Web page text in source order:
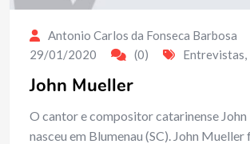
Antonio Carlos da Fonseca Barbosa
29/01/2020
(0) Entrevistas,
John Mueller
O cantor e compositor catarinense
nasceu em Blumenau (SC). John